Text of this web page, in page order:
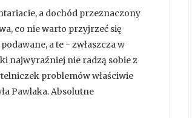
a dochód przeznaczony
co nie warto przyjrzeć się
a te - zwłaszcza w
najwyraźniej nie radzą sobie z
problemów właściwie
Pawlaka. Absolutne